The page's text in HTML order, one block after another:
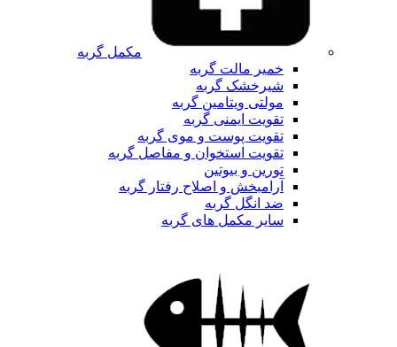
مکمل گربه
خمیر مالت گربه
شیرخشک گربه
مولتی ویتامین گربه
تقویت ایمنی گربه
تقویت پوست و موی گربه
تقویت استخوان و مفاصل گربه
تورین و بیوتین
آرامبخش و اصلاح رفتار گربه
ضد انگل گربه
سایر مکمل های گربه